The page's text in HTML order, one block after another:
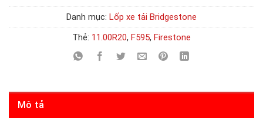
Danh mục: Lốp xe tải Bridgestone
Thẻ: 11.00R20, F595, Firestone
Mô tả